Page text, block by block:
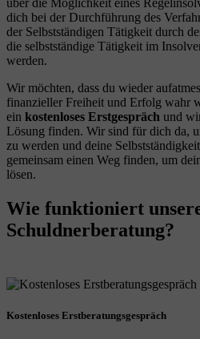
über die Möglichkeit eines
dich bei der Durchführung des
der Selbstständigen Tätigkeit durch
die selbstständige Tätigkeit im
werden.
Wir möchten, dass du wieder
finanzieller Freiheit und Erfolg wahr
ein kostenloses Erstgespräch und
Lösung finden. Wir sind für dich da,
zu werden und deine
gemeinsam einen Weg finden, um
lösen.
Wie funktioniert
Schuldnerberatung?
Kostenloses Erstberatungsgespräch